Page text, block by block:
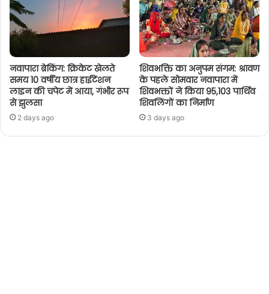
नवापारा ब्रेकिंग: क्रिकेट खेलते
समय 10 वर्षीय छात्र हाईटेंशन
लाइन की चपेट में आया, गंभीर रूप
से झुलसा
2 days ago
शिवभक्ति का अनुपम संगम: श्रावण
के पहले सोमवार नवापारा में
शिवभक्तों ने किया 95,103 पार्थिव
शिवलिंगों का निर्माण
3 days ago